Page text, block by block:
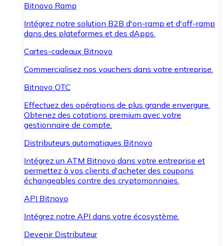
Bitnovo Ramp
Intégrez notre solution B2B d'on-ramp et d'off-ramp
dans des plateformes et des dApps.
Cartes-cadeaux Bitnovo
Commercialisez nos vouchers dans votre entreprise.
Bitnovo OTC
Effectuez des opérations de plus grande envergure.
Obtenez des cotations premium avec votre
gestionnaire de compte.
Distributeurs automatiques Bitnovo
Intégrez un ATM Bitnovo dans votre entreprise et
permettez à vos clients d'acheter des coupons
échangeables contre des cryptomonnaies.
API Bitnovo
Intégrez notre API dans votre écosystème.
Devenir Distributeur